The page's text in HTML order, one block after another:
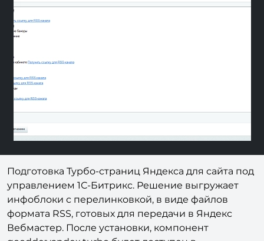
Подготовка Турбо-страниц Яндекса для сайта под
управлением 1С-Битрикс. Решение выгружает
инфоблоки с перелинковкой, в виде файлов
формата RSS, готовых для передачи в Яндекс
Вебмастер. После установки, компонент